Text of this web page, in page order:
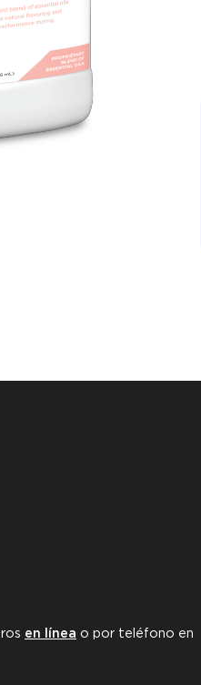
en línea o por teléfono en